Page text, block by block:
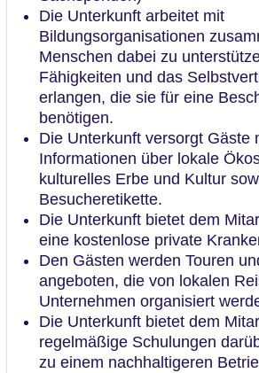
Die Unterkunft arbeitet mit
Bildungsorganisationen
Menschen dabei zu
Fähigkeiten und das
erlangen, die sie für eine
benötigen.
Die Unterkunft versorgt Gäste
Informationen über lokale
kulturelles Erbe und Kultur
Besucheretikette.
Die Unterkunft bietet dem
eine kostenlose private
Den Gästen werden Touren
angeboten, die von lokalen
Unternehmen organisiert
Die Unterkunft bietet dem
regelmäßige Schulungen
zu einem nachhaltigeren